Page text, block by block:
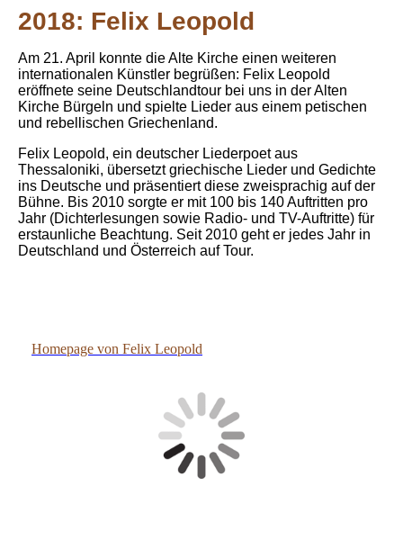
2018: Felix Leopold
Am 21. April konnte die Alte Kirche einen weiteren
internationalen Künstler begrüßen: Felix Leopold
eröffnete seine Deutschlandtour bei uns in der Alten
Kirche Bürgeln und spielte Lieder aus einem petischen
und rebellischen Griechenland.
Felix Leopold, ein deutscher Liederpoet aus
Thessaloniki, übersetzt griechische Lieder und Gedichte
ins Deutsche und präsentiert diese zweisprachig auf der
Bühne. Bis 2010 sorgte er mit 100 bis 140 Auftritten pro
Jahr (Dichterlesungen sowie Radio- und TV-Auftritte) für
erstaunliche Beachtung. Seit 2010 geht er jedes Jahr in
Deutschland und Österreich auf Tour.
Homepage von Felix Leopold